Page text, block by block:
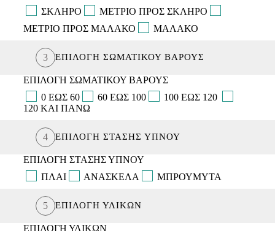
ΣΤΡΩΜΑΤΑ ΛΙΚΝΟΥ
ΣΚΛΗΡΟ
ΜΕΤΡΙΟ ΠΡΟΣ ΣΚΛΗΡΟ
ΜΕΤΡΙΟ ΠΡΟΣ ΜΑΛΑΚΟ
ΜΑΛΑΚΟ
3 ΕΠΙΛΟΓΗ ΣΩΜΑΤΙΚΟΥ ΒΑΡΟΥΣ
ΕΠΙΛΟΓΗ ΣΩΜΑΤΙΚΟΥ ΒΑΡΟΥΣ
0 ΕΩΣ 60
60 ΕΩΣ 100
100 ΕΩΣ 120
120 ΚΑΙ ΠΑΝΩ
4 ΕΠΙΛΟΓΗ ΣΤΑΣΗΣ ΥΠΝΟΥ
ΕΠΙΛΟΓΗ ΣΤΑΣΗΣ ΥΠΝΟΥ
ΠΛΑΙ
ΑΝΑΣΚΕΛΑ ΜΠΡΟΥΜΥΤΑ
5 ΕΠΙΛΟΓΗ ΥΛΙΚΩΝ
ΕΠΙΛΟΓΗ ΥΛΙΚΩΝ